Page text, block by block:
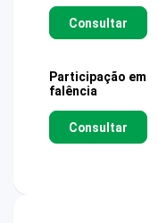
Consultar
Participação em
falência
Consultar